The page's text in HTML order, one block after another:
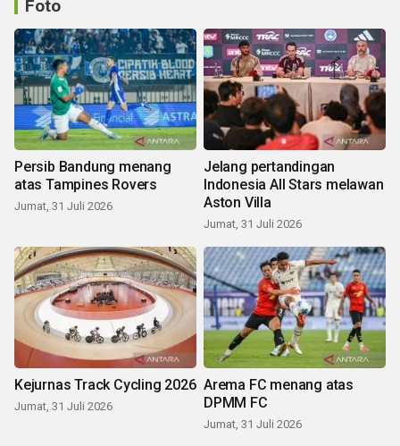
Foto
Persib Bandung menang
atas Tampines Rovers
Jumat, 31 Juli 2026
Jelang pertandingan
Indonesia All Stars melawan
Aston Villa
Jumat, 31 Juli 2026
Kejurnas Track Cycling 2026
Jumat, 31 Juli 2026
Arema FC menang atas
DPMM FC
Jumat, 31 Juli 2026